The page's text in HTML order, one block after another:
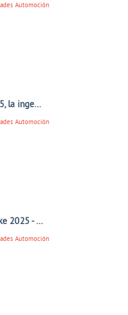
Automoción
la inge...
Automoción
2025 - ...
Automoción